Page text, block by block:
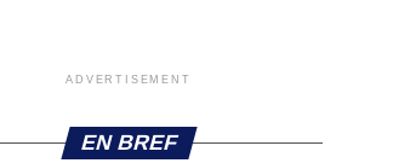
ADVERTISEMENT
EN BREF